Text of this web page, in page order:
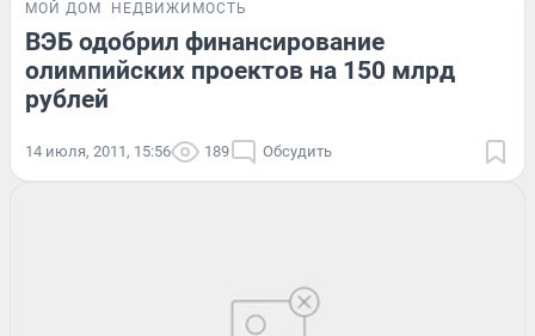
МОЙ ДОМ НЕДВИЖИМОСТЬ
ВЭБ одобрил финансирование
олимпийских проектов на 150 млрд
рублей
14 июля, 2011, 15:56 189 Обсудить